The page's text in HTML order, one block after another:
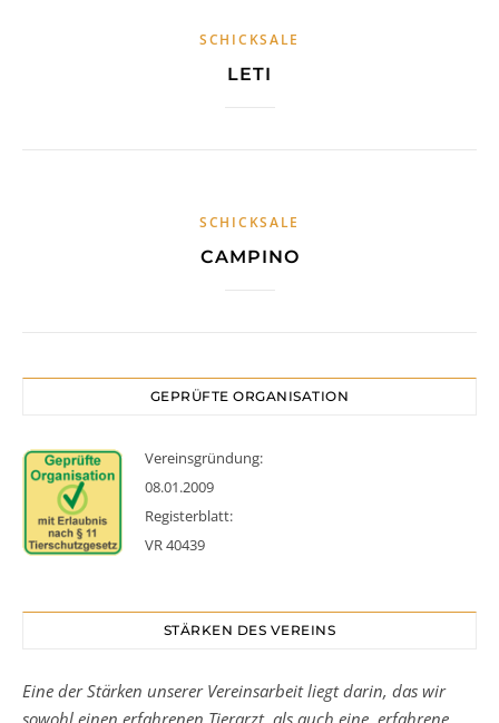
SCHICKSALE
LETI
SCHICKSALE
CAMPINO
GEPRÜFTE ORGANISATION
Vereinsgründung:
08.01.2009
Registerblatt:
VR 40439
STÄRKEN DES VEREINS
Eine der Stärken unserer Vereinsarbeit liegt darin, das wir